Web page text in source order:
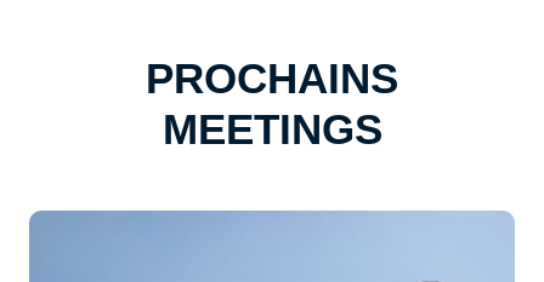
PROCHAINS
MEETINGS